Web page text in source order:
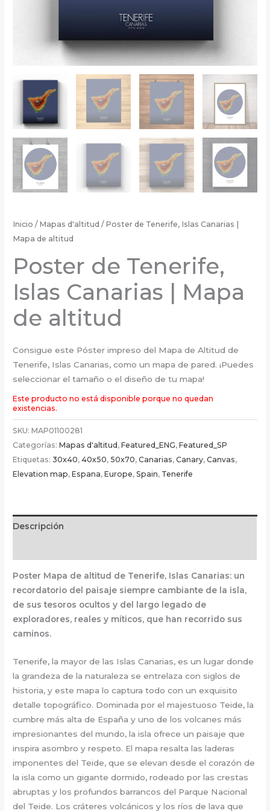
Inicio / Mapas d'altitud / Poster de Tenerife, Islas Canarias |
Mapa de altitud
Poster de Tenerife,
Islas Canarias | Mapa
de altitud
Consigue este Póster impreso del Mapa de Altitud de
Tenerife, Islas Canarias, como un mapa de pared. ¡Puedes
seleccionar el tamaño o el diseño de tu mapa!
Este producto no está disponible porque no quedan
existencias.
SKU:MAP01100281
Categorías:Mapas d'altitud ,Featured_ENG,Featured_SP
Etiquetas:30x40,40x50,50x70,Canarias,Canary,Canvas,
Elevation map,Espana,Europe,Spain, Tenerife
Descripción
Poster Mapa de altitud de Tenerife, Islas Canarias: un
recordatorio del paisaje siempre cambiante de la isla,
de sus tesoros ocultos y del largo legado de
exploradores, reales y míticos, que han recorrido sus
caminos.
Tenerife, la mayor de las Islas Canarias, es un lugar donde
la grandeza de la naturaleza se entrelaza con siglos de
historia, y este mapa lo captura todo con un exquisito
detalle topográfico. Dominada por el majestuoso Teide, la
cumbre más alta de España y uno de los volcanes más
impresionantes del mundo, la isla ofrece un paisaje que
inspira asombro y respeto. El mapa resalta las laderas
imponentes del Teide, que se elevan desde el corazón de
la isla como un gigante dormido, rodeado por las crestas
abruptas y los profundos barrancos del Parque Nacional
del Teide. Los cráteres volcánicos y los ríos de lava que